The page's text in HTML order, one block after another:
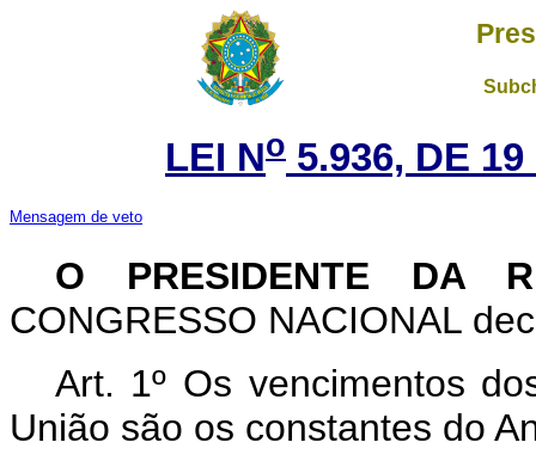
LEI No 5.936, DE
Mensagem de veto
O PRESIDENTE DA
CONGRESSO NACIONAL
Art. 1º Os vencimentos
União são os constantes do